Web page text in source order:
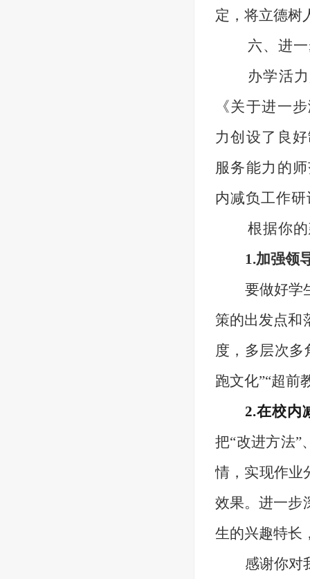
定，将立德树
六、 进
办学活
《关于进一
力创设了良
服务能力的
内减负工作
根据你
1.加强领
要做好学
策的出发点和
度，多层次
跑文化”“超前
2.在校内
把“改进方法”
情，实现作业
效果。进一步
生的兴趣特长
感谢你对